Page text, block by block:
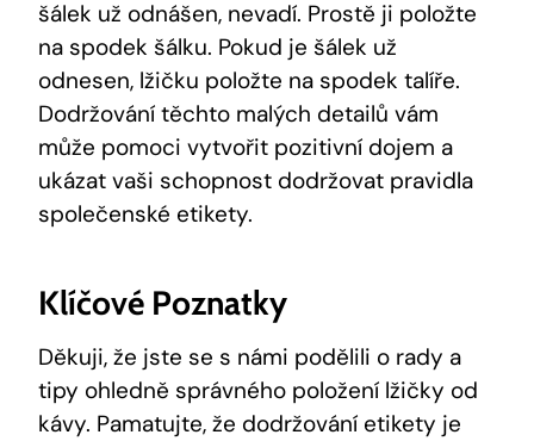
šálek ⁤už odnášen, nevadí. Prostě ⁢ji​ položte
na spodek šálku. Pokud je⁢ šálek už
odnesen, lžičku položte na spodek talíře.
Dodržování těchto ​malých detailů​ vám
může pomoci vytvořit ‌pozitivní dojem a
ukázat ‌vaši schopnost dodržovat pravidla ​
společenské etikety.
Klíčové Poznatky
Děkuji, že jste ⁣se⁤ s ⁢námi podělili o‌ rady a
tipy ohledně správného⁢ položení lžičky od
kávy. ⁣Pamatujte, že ⁤dodržování etikety je